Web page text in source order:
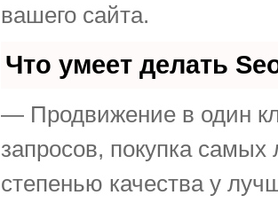
вашего сайта.
Что умеет делать
— Продвижение в один
запросов, покупка
степенью качества у